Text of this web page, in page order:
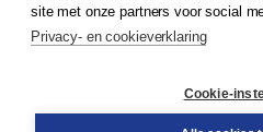
Bestellen
site met onze partners voor social
Privacy- en cookieverklaring
Cookie-